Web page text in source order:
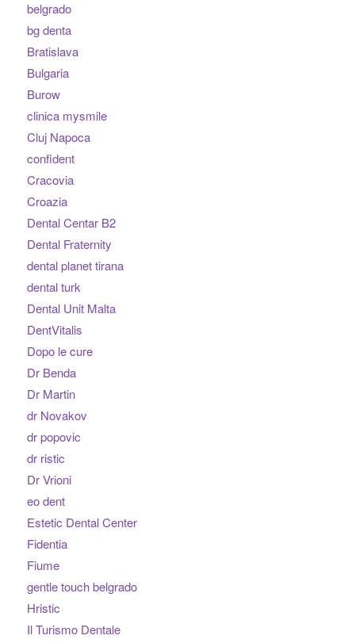
belgrado
bg denta
Bratislava
Bulgaria
Burow
clinica mysmile
Cluj Napoca
confident
Cracovia
Croazia
Dental Centar B2
Dental Fraternity
dental planet tirana
dental turk
Dental Unit Malta
DentVitalis
Dopo le cure
Dr Benda
Dr Martin
dr Novakov
dr popovic
dr ristic
Dr Vrioni
eo dent
Estetic Dental Center
Fidentia
Fiume
gentle touch belgrado
Hristic
Il Turismo Dentale